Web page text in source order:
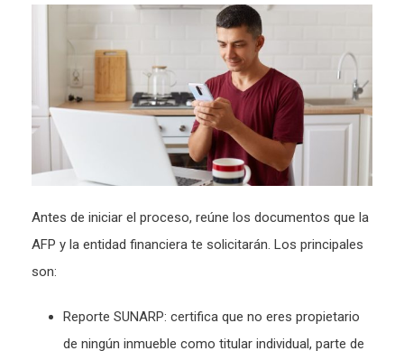
Antes de iniciar el proceso, reúne los documentos que la
AFP y la entidad financiera te solicitarán. Los principales
son:
Reporte SUNARP: certifica que no eres propietario
de ningún inmueble como titular individual, parte de